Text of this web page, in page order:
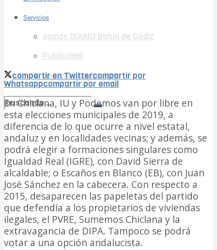
Servicios
somos DIARIO Bahía de Cádiz
Publicidad
Suscripción boletín
no encontramos resultados coincidentes
Ver todos los resultados
compartir en Twittercompartir por
Whatsappcompartir por email
En Chiclana, IU y Podemos van por libre en
esta elecciones municipales de 2019, a
diferencia de lo que ocurre a nivel estatal,
andaluz y en localidades vecinas; y además, se
podrá elegir a formaciones singulares como
Igualdad Real (IGRE), con David Sierra de
alcaldable; o Escaños en Blanco (EB), con Juan
José Sánchez en la cabecera. Con respecto a
2015, desaparecen las papeletas del partido
que defendía a los propietarios de viviendas
ilegales, el PVRE, Sumemos Chiclana y la
extravagancia de DIPA. Tampoco se podrá
votar a una opción andalucista.